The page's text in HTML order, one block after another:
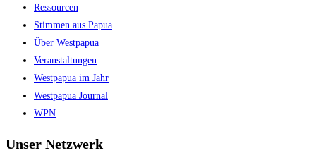
Ressourcen
Stimmen aus Papua
Über Westpapua
Veranstaltungen
Westpapua im Jahr
Westpapua Journal
WPN
Unser Netzwerk